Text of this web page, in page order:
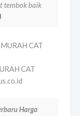
tembok baik
CAT
Harga